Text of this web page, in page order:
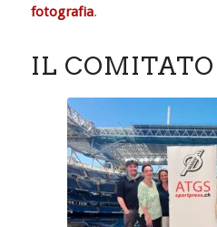
fotografia.
IL COMITATO